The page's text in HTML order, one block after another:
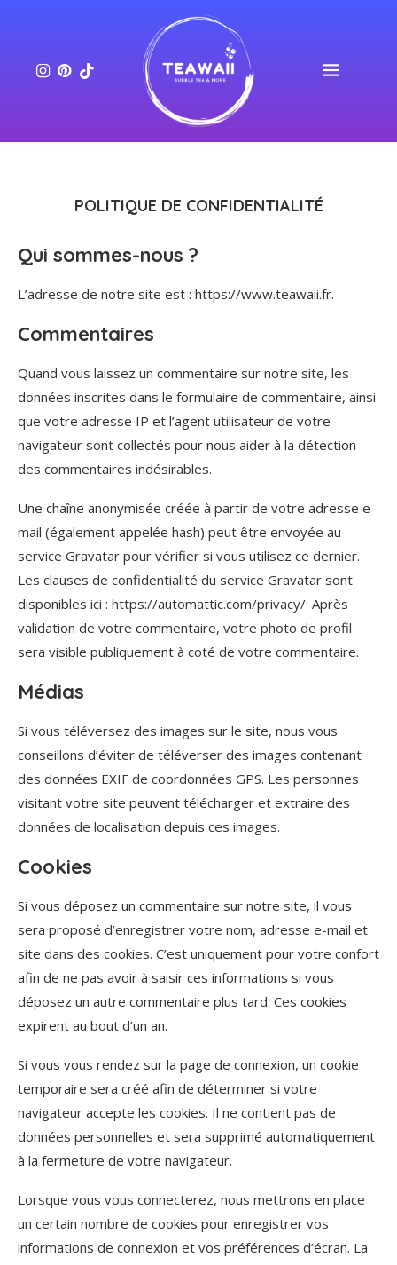
POLITIQUE DE CONFIDENTIALITÉ
Qui sommes-nous ?
L’adresse de notre site est : https://www.teawaii.fr.
Commentaires
Quand vous laissez un commentaire sur notre site, les
données inscrites dans le formulaire de commentaire, ainsi
que votre adresse IP et l’agent utilisateur de votre
navigateur sont collectés pour nous aider à la détection
des commentaires indésirables.
Une chaîne anonymisée créée à partir de votre adresse e-
mail (également appelée hash) peut être envoyée au
service Gravatar pour vérifier si vous utilisez ce dernier.
Les clauses de confidentialité du service Gravatar sont
disponibles ici : https://automattic.com/privacy/. Après
validation de votre commentaire, votre photo de profil
sera visible publiquement à coté de votre commentaire.
Médias
Si vous téléversez des images sur le site, nous vous
conseillons d’éviter de téléverser des images contenant
des données EXIF de coordonnées GPS. Les personnes
visitant votre site peuvent télécharger et extraire des
données de localisation depuis ces images.
Cookies
Si vous déposez un commentaire sur notre site, il vous
sera proposé d’enregistrer votre nom, adresse e-mail et
site dans des cookies. C’est uniquement pour votre confort
afin de ne pas avoir à saisir ces informations si vous
déposez un autre commentaire plus tard. Ces cookies
expirent au bout d’un an.
Si vous vous rendez sur la page de connexion, un cookie
temporaire sera créé afin de déterminer si votre
navigateur accepte les cookies. Il ne contient pas de
données personnelles et sera supprimé automatiquement
à la fermeture de votre navigateur.
Lorsque vous vous connecterez, nous mettrons en place
un certain nombre de cookies pour enregistrer vos
informations de connexion et vos préférences d’écran. La